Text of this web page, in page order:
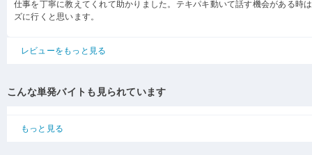
仕事を丁寧に教えてくれて助かりました。テキパキ動いて話す機会がある時
ズに行くと思います。
レビューをもっと見る
こんな単発バイトも見られています
もっと見る